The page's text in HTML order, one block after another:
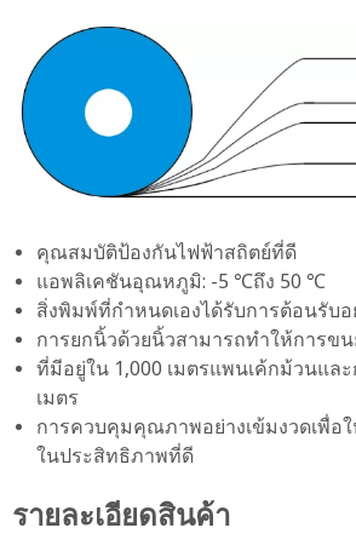
คุณสมบัติป้องกันไฟฟ้าสถิตย์ที่ดี
แอพลิเคชันอุณหภูมิ: -5 ℃ถึง 50 ℃
สิ่งพิมพ์ที่กำหนดเองได้รับการต้อนรับ
การยกนิ้วด้วยนิ้วสามารถทำให้การขน
ที่มีอยู่ใน 1,000 เมตรแพนเค้กม้วนและ
เมตร
การควบคุมคุณภาพอย่างเข้มงวดเพื่อ
ในประสิทธิภาพที่ดี
รายละเอียดสินค้า